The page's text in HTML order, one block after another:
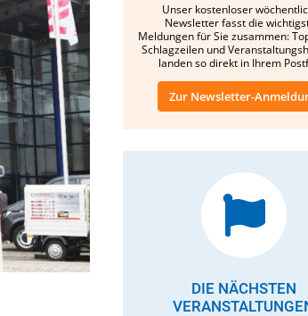
Unser kostenloser
Newsletter fasst die
Meldungen für Sie zusammen:
Schlagzeilen und
landen so direkt in Ihrem
Zur Newsletter-
DIE NÄCHSTEN